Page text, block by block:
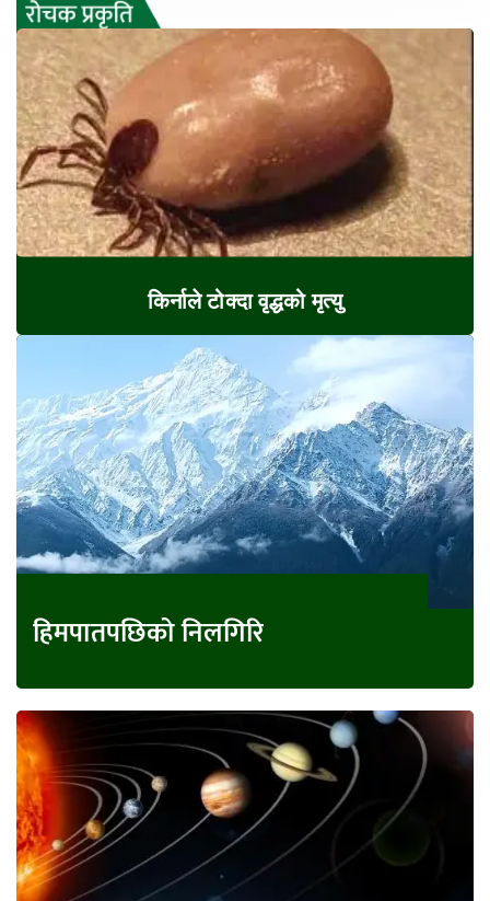
किर्नाले टोक्दा वृद्धको मृत्यु
हिमपातपछिको निलगिरि